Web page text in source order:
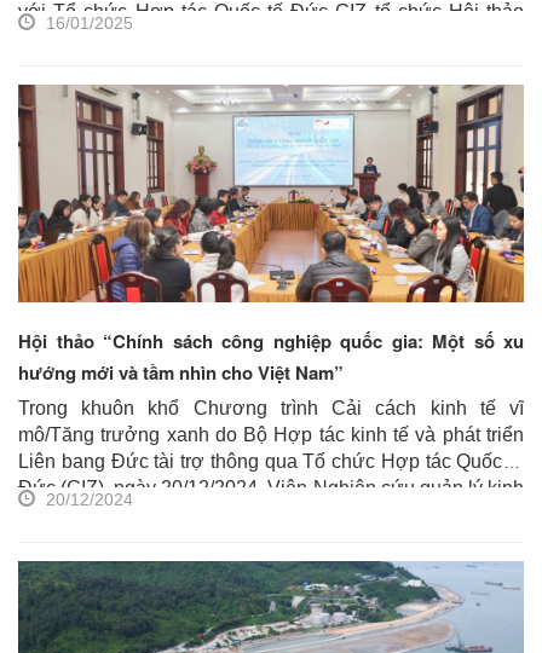
với Tổ chức Hợp tác Quốc tế Đức GIZ tổ chức Hội thảo
TS.Trần Thị Hồng Minh, Viện trưởng CIEM và ông Dennis
Quennet, Cố vấn trưởng Chương trình Cải cách kinh tế vĩ
mô/Tăng trưởng xanh, GIZ đồng chủ trì Hội thảo. Tham dự
Hội thảo có các cơ quan ban ngành, các tổ chức quốc tế,
các Viện Nghiên cứu, các chuyên gia trong nước và quốc
tế cùng đông đảo cơ quan thông tấn báo chí đến đưa tin.
16/01/2025
Hội thảo “Chính sách công nghiệp quốc gia: Một số xu
hướng mới và tầm nhìn cho Việt Nam”
Trong khuôn khổ Chương trình Cải cách kinh tế vĩ
mô/Tăng trưởng xanh do Bộ Hợp tác kinh tế và phát triển
Liên bang Đức tài trợ thông qua Tổ chức Hợp tác Quốc tế
Đức (GIZ), ngày 20/12/2024, Viện Nghiên cứu quản lý kinh
nhìn cho Việt Nam”. TS. Trần Thị Hồng Minh, Viện
trưởng CIEM chủ trì Hội thảo. Tham dự Hội thảo có các
chuyên gia kinh tế, đại diện các Bộ ngành, các cán bộ
nghiên cứu và cơ quan truyền thông đến đưa tin.
20/12/2024